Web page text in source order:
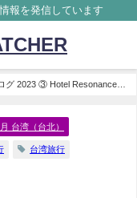
報を発信しています
グ 2023 ③ Hotel Resonance
台湾（台北）
台湾旅行